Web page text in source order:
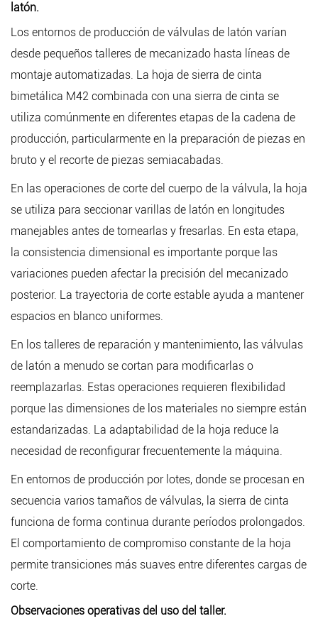
latón.
Los entornos de producción de válvulas de latón varían
desde pequeños talleres de mecanizado hasta líneas de
montaje automatizadas. La hoja de sierra de cinta
bimetálica M42 combinada con una sierra de cinta se
utiliza comúnmente en diferentes etapas de la cadena de
producción, particularmente en la preparación de piezas en
bruto y el recorte de piezas semiacabadas.
En las operaciones de corte del cuerpo de la válvula, la hoja
se utiliza para seccionar varillas de latón en longitudes
manejables antes de tornearlas y fresarlas. En esta etapa,
la consistencia dimensional es importante porque las
variaciones pueden afectar la precisión del mecanizado
posterior. La trayectoria de corte estable ayuda a mantener
espacios en blanco uniformes.
En los talleres de reparación y mantenimiento, las válvulas
de latón a menudo se cortan para modificarlas o
reemplazarlas. Estas operaciones requieren flexibilidad
porque las dimensiones de los materiales no siempre están
estandarizadas. La adaptabilidad de la hoja reduce la
necesidad de reconfigurar frecuentemente la máquina.
En entornos de producción por lotes, donde se procesan en
secuencia varios tamaños de válvulas, la sierra de cinta
funciona de forma continua durante períodos prolongados.
El comportamiento de compromiso constante de la hoja
permite transiciones más suaves entre diferentes cargas de
corte.
Observaciones operativas del uso del taller.